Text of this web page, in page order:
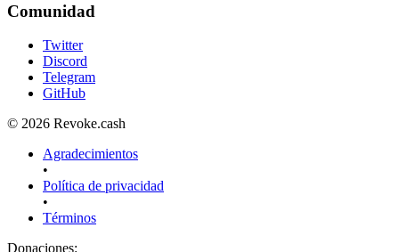
Comunidad
Twitter
Discord
Telegram
GitHub
© 2026 Revoke.cash
Agradecimientos
•
Política de privacidad
•
Términos
Donaciones: